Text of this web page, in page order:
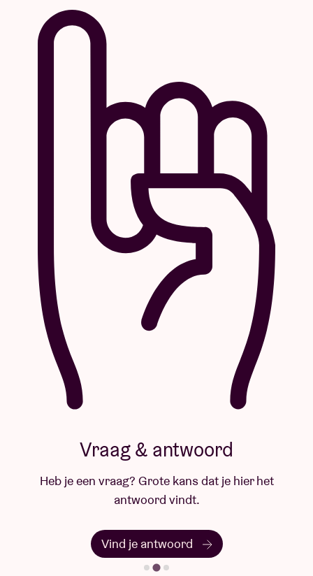
Vraag & antwoord
Heb je een vraag? Grote kans dat je hier het
antwoord vindt.
Vind je antwoord